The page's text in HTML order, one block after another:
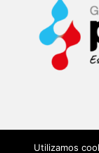
Utilizamos